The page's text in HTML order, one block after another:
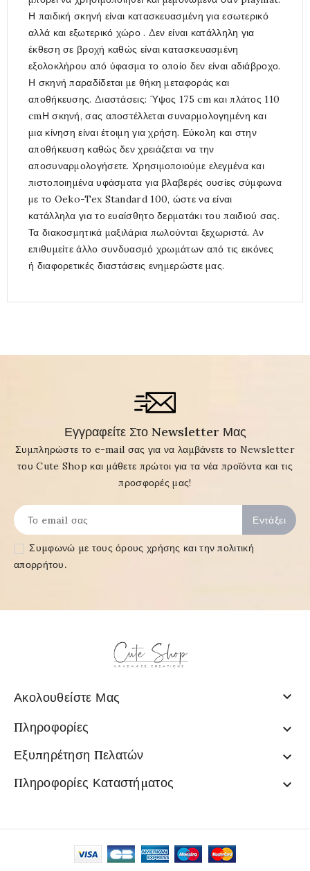
Η παιδική σκηνή είναι κατασκευασμένη για εσωτερικό
αλλά και εξωτερικό χώρο . Δεν είναι κατάλληλη για
έκθεση σε βροχή καθώς είναι κατασκευασμένη
εξολοκλήρου από ύφασμα το οποίο δεν είναι αδιάβροχο.
Η σκηνή παραδίδεται με θήκη μεταφοράς και
αποθήκευσης. Διαστάσεις: Ύψος 175 cm και πλάτος 110
cmΗ σκηνή, σας αποστέλλεται συναρμολογημένη και
μια κίνηση είναι έτοιμη για χρήση. Εύκολη και στην
αποθήκευση καθώς δεν χρειάζεται να την
αποσυναρμολογήσετε. Χρησιμοποιούμε ελεγμένα και
πιστοποιημένα υφάσματα για βλαβερές ουσίες σύμφωνα
με το Oeko-Tex Standard 100, ώστε να είναι
κατάλληλα για το ευαίσθητο δερματάκι του παιδιού σας.
Τα διακοσμητικά μαξιλάρια πωλούνται ξεχωριστά. Aν
επιθυμείτε άλλο συνδυασμό χρωμάτων από τις εικόνες
ή διαφορετικές διαστάσεις ενημερώστε μας.
Εγγραφείτε Στο Newsletter Μας
Συμπληρώστε το e-mail σας για να λαμβάνετε το Newsletter
του Cute Shop και μάθετε πρώτοι για τα νέα προϊόντα και τις
προσφορές μας!
Συμφωνώ με τουςόρους χρήσης και την πολιτική
απορρήτου.
Ακολουθείστε Μας 
Πληροφορίες 
Εξυπηρέτηση Πελατών 
Πληροφορίες Καταστήματος 